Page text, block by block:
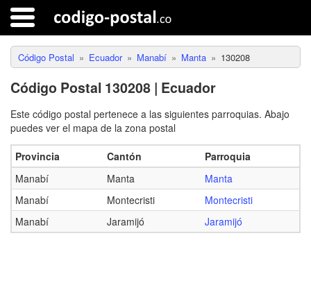
Código Postal Ecuador Manabí Manta 130208
Código Postal 130208 | Ecuador
Este código postal pertenece a las siguientes parroquias. Abajo
puedes ver el mapa de la zona postal
Provincia Cantón
Parroquia
Manabí
Manta
Manta
Manabí
Montecristi
Montecristi
Manabí
Jaramijó Jaramijó